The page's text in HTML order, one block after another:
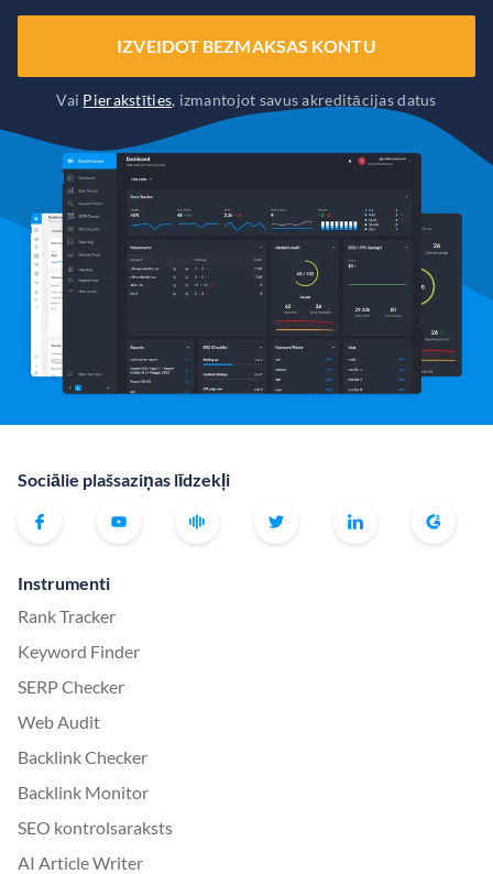
IZVEIDOT BEZMAKSAS KONTU
Vai Pierakstīties, izmantojot savus akreditācijas datus
Sociālie plašsaziņas līdzekļi
Instrumenti
Rank Tracker
Keyword Finder
SERP Checker
Web Audit
Backlink Checker
Backlink Monitor
SEO kontrolsaraksts
AI Article Writer